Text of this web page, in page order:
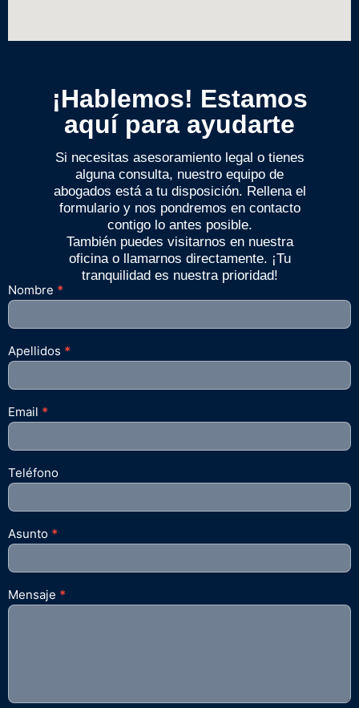
¡Hablemos! Estamos
aquí para ayudarte
Si necesitas asesoramiento legal o tienes
alguna consulta, nuestro equipo de
abogados está a tu disposición. Rellena el
formulario y nos pondremos en contacto
contigo lo antes posible.
También puedes visitarnos en nuestra
oficina o llamarnos directamente. ¡Tu
tranquilidad es nuestra prioridad!
Nombre *
Apellidos *
Email *
Teléfono
Asunto *
Mensaje *